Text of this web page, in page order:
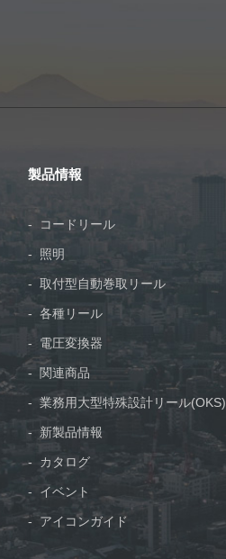
製品情報
コードリール
照明
取付型自動巻取リール
各種リール
電圧変換器
関連商品
業務用大型特殊設計リール(OKS)
新製品情報
カタログ
イベント
アイコンガイド